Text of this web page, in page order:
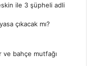
ile 3 şüpheli adli
çıkacak mı?
ve bahçe mutfağı